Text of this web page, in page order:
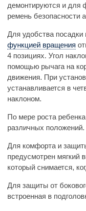
демонтируются и для
ремень безопасности
Для удобства
функцией вращения
4 позициях. Угол
помощью рычага на
движения. При
устанавливается в
наклоном.
По мере роста ребенка
различных положений.
Для комфорта и
предусмотрен
который снимается,
Для защиты от
встроенная в